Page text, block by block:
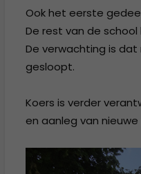
Ook het eerste
De rest van de
De verwachting is dat
gesloopt.
Koers is verder
en aanleg van